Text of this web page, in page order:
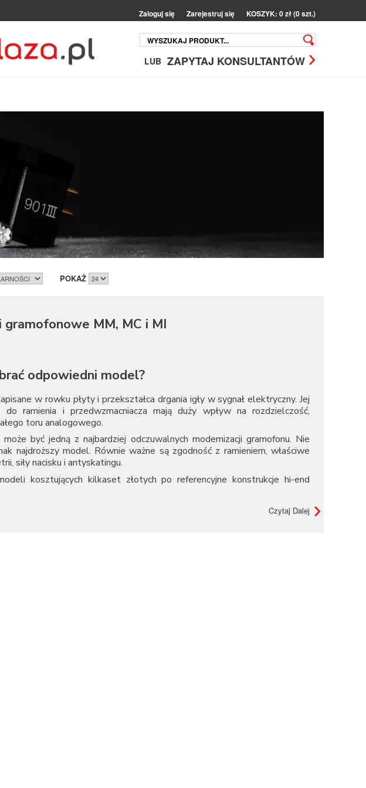
Zaloguj się Zarejestruj się KOSZYK: 0 zł (0 szt.)
LUB ZAPYTAJ KONSULTANTÓW
POKAŻ
gramofonowe MM, MC i MI
odpowiedni model?
w rowku płyty i przekształca drgania igły w sygnał elektryczny. Jej
ramienia i przedwzmacniacza mają duży wpływ na rozdzielczość,
toru analogowego.
być jedną z najbardziej odczuwalnych modernizacji gramofonu. Nie
najdroższy model. Równie ważne są zgodność z ramieniem, właściwe
siły nacisku i antyskatingu.
kosztujących kilkaset złotych po referencyjne konstrukcje hi-end
Czytaj Dalej